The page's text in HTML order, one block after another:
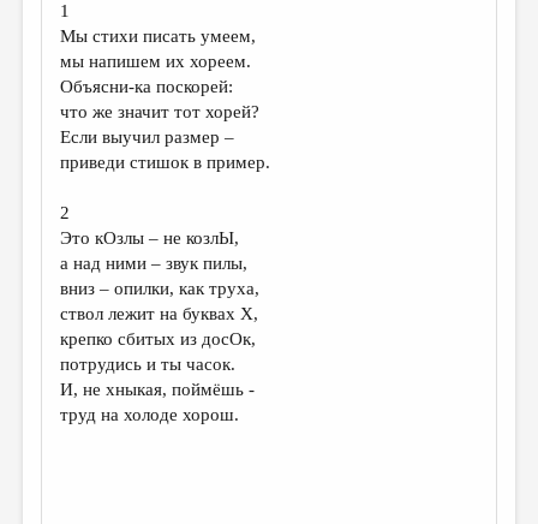
ПРАВИЛА САЙТА
ОТДЕЛЫ И РУБРИКИ
ИЗБРАННОЕ
ДАЙДЖЕСТ
ПРОИЗВЕДЕНИЯ
ПЕРЕВОДЫ
КОНКУРСЫ
ДЕТСКАЯ КОМНАТА
КНИЖНАЯ ПОЛКА
ОБЗОР ЛИТЕРАТУРЫ
1
Мы стихи писать умеем,
мы напишем их хореем.
Объясни-ка поскорей:
что же значит тот хорей?
Если выучил размер –
приведи стишок в пример.
2
Это кОзлы – не козлЫ,
а над ними – звук пилы,
вниз – опилки, как труха,
ствол лежит на буквах Х,
крепко сбитых из досОк,
потрудись и ты часок.
И, не хныкая, поймёшь -
труд на холоде хорош.